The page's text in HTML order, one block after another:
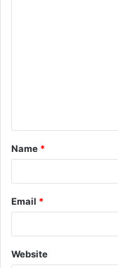
Name *
Email *
Website